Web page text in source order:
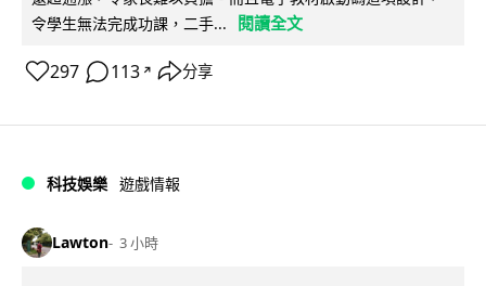
令學生無法完成功課，二手...
閱讀全文
297 113 ↗ 分享
科技娛樂 遊戲情報
Lawton 3 小時